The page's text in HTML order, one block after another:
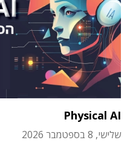
Physical AI
שלישי, 8 בספטמבר 2026